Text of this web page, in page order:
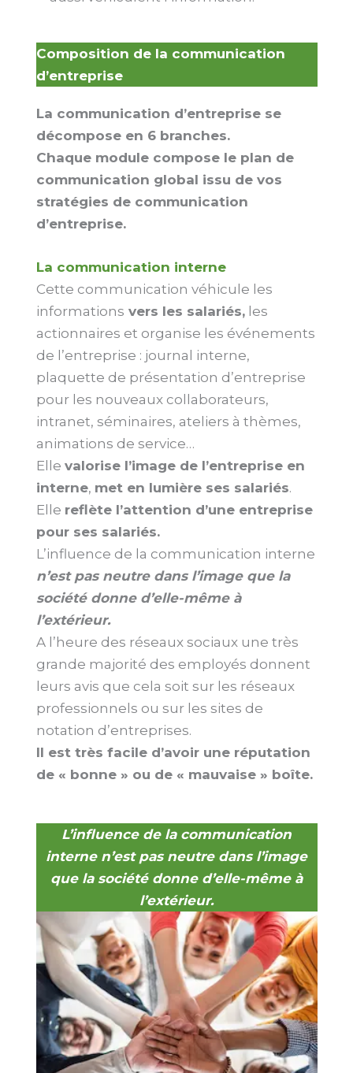
Composition de la communication
d’entreprise
La communication d’entreprise se
décompose en 6 branches.
Chaque module compose le plan de
communication global issu de vos
stratégies de communication
d’entreprise.
La communication interne
Cette communication véhicule les
informations vers les salariés,les
actionnaires et organise les événements
de l’entreprise : journal interne,
plaquette de présentation d’entreprise
pour les nouveaux collaborateurs,
intranet, séminaires, ateliers à thèmes,
animations de service…
Elle valorise l’image de l’entreprise en
interne, met en lumière ses salariés.
Elle reflète l’attention d’une entreprise
pour ses salariés.
L’influence de la communication interne
n’est pas neutre dans l’image que la
société donne d’elle-même à
l’extérieur.
A l’heure des réseaux sociaux une très
grande majorité des employés donnent
leurs avis que cela soit sur les réseaux
professionnels ou sur les sites de
notation d’entreprises.
Il est très facile d’avoir une réputation
de « bonne » ou de « mauvaise » boîte.
L’influence de la communication
interne n’est pas neutre dans l’image
que la société donne d’elle-même à
l’extérieur.